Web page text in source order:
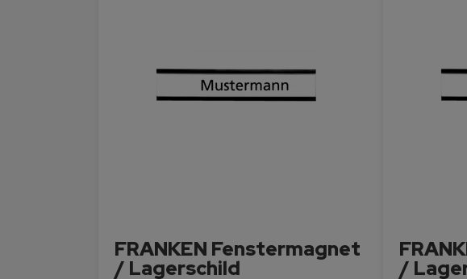
FRANKEN Fenstermagnet
/ Lagerschild /